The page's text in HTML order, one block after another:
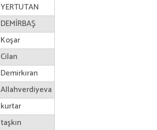
YERTUTAN
DEMİRBAŞ
Koşar
Cilan
Demirkıran
Allahverdiyeva
kurtar
taşkın